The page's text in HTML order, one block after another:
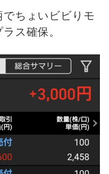
ょいビビりモ
ス確保。